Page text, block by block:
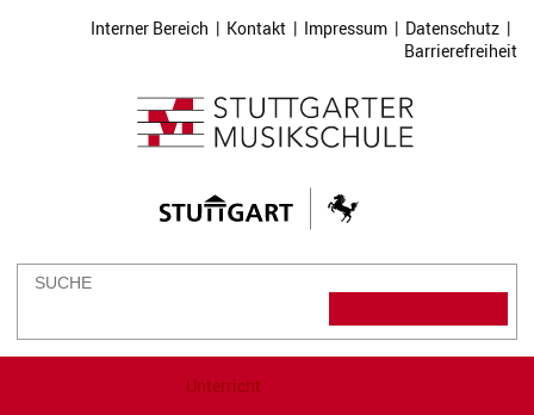
Interner Bereich | Kontakt | Impressum | Datenschutz |
Barrierefreiheit
Unterricht